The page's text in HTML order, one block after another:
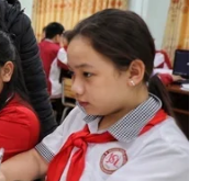
(Ảnh: TTXVN phát)
Phòng Cảnh sát